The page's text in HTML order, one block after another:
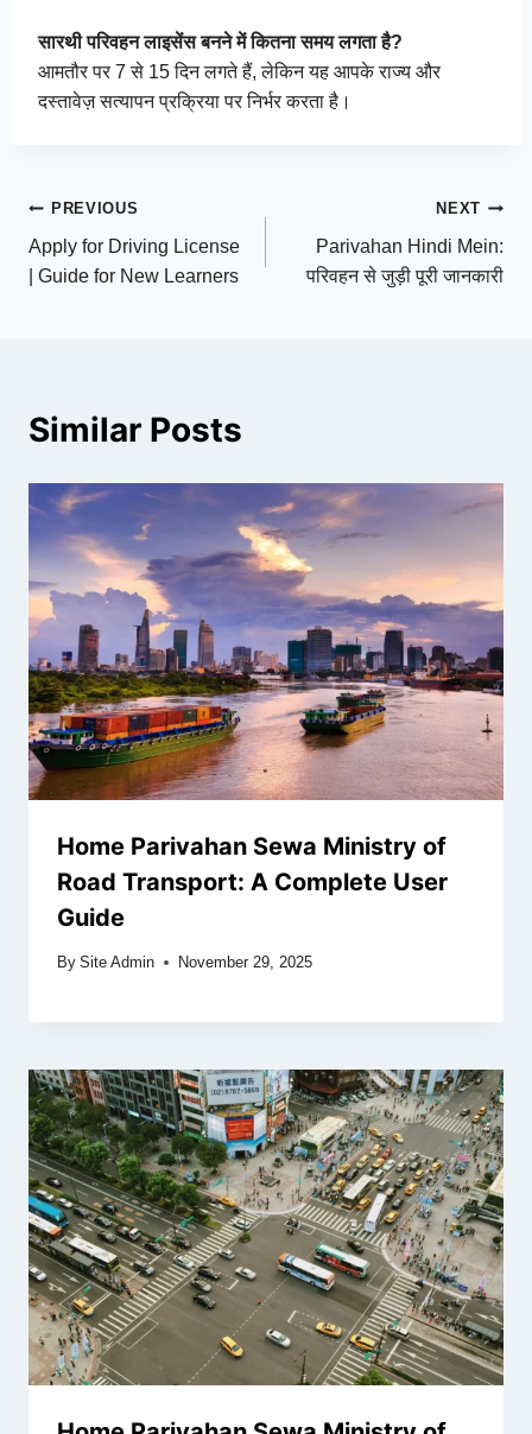
सारथी परिवहन लाइसेंस बनने में कितना समय लगता है?
आमतौर पर 7 से 15 दिन लगते हैं, लेकिन यह आपके राज्य और
दस्तावेज़ सत्यापन प्रक्रिया पर निर्भर करता है।
Post
navigation
PREVIOUS
Apply for Driving License
| Guide for New Learners
NEXT
Parivahan Hindi Mein:
परिवहन से जुड़ी पूरी जानकारी
Similar Posts
Home Parivahan Sewa Ministry of
Road Transport: A Complete User
Guide
By Site Admin November 29, 2025